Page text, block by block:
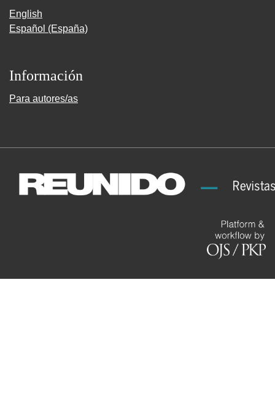
English
Español (España)
Información
Para autores/as